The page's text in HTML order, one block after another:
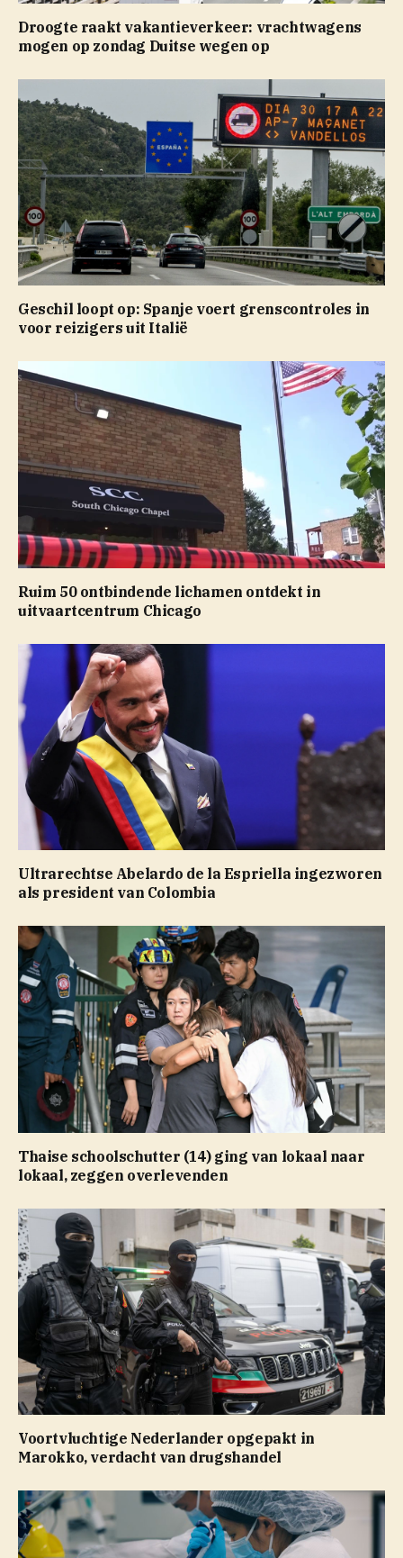
Droogte raakt vakantieverkeer: vrachtwagens
mogen op zondag Duitse wegen op
Geschil loopt op: Spanje voert grenscontroles in
voor reizigers uit Italië
Ruim 50 ontbindende lichamen ontdekt in
uitvaartcentrum Chicago
Ultrarechtse Abelardo de la Espriella ingezworen
als president van Colombia
Thaise schoolschutter (14) ging van lokaal naar
lokaal, zeggen overlevenden
Voortvluchtige Nederlander opgepakt in
Marokko, verdacht van drugshandel